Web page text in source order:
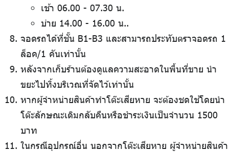
เช้า 06.00 - 07.30 น.
บ่าย 14.00 - 16.00 น..
จอดรถได้ที่ชั้น B1-B3 และสามารถประทับตราจอดรถ 1
ล็อค/1 คันเท่านั้น
หลังจากเก็บร้านต้องดูแลความสะอาดในพื้นที่ขาย นำ
ขยะไปทิ้งบริเวณที่จัดไว้เท่านั้น
หากผู้จำหน่ายสินค้าทำโต๊ะเสียหาย จะต้องชดใช้โดยนำ
โต๊ะลักษณะเดิมกลับคืนหรือชำระเงินเป็นจำนวน 1500
บาท
ในกรณีอุปกรณ์อื่น นอกจากโต๊ะเสียหาย ผู้จำหน่ายสินค้า